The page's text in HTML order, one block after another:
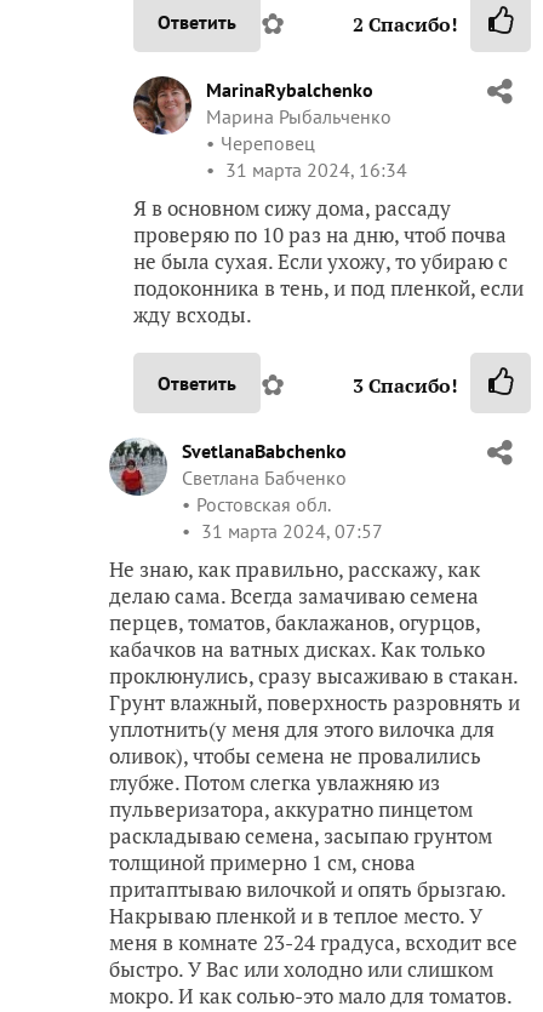
Ответить ✿ 2 Спасибо!
MarinaRybalchenko
Марина Рыбальченко
Череповец
31 марта 2024, 16:34
Я в основном сижу дома, рассаду
проверяю по 10 раз на дню, чтоб почва
не была сухая. Если ухожу, то убираю с
подоконника в тень, и под пленкой, если
жду всходы.
Ответить ✿ 3Спасибо!
SvetlanaBabchenko
Светлана Бабченко
Ростовская обл.
31 марта 2024, 07:57
Не знаю, как правильно, расскажу, как
делаю сама. Всегда замачиваю семена
перцев, томатов, баклажанов, огурцов,
кабачков на ватных дисках. Как только
проклюнулись, сразу высаживаю в стакан.
Грунт влажный, поверхность разровнять и
уплотнить(у меня для этого вилочка для
оливок), чтобы семена не провалились
глубже. Потом слегка увлажняю из
пульверизатора, аккуратно пинцетом
раскладываю семена, засыпаю грунтом
толщиной примерно 1 см, снова
притаптываю вилочкой и опять брызгаю.
Накрываю пленкой и в теплое место. У
меня в комнате 23-24 градуса, всходит все
быстро. У Вас или холодно или слишком
мокро. И как солью-это мало для томатов.